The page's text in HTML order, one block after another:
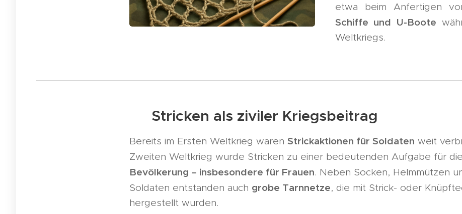
etwa beim Anfertigen
Schiffe und U-Boote
Weltkriegs.
🪖 Stricken als ziviler Kriegsbeitrag
Bereits im Ersten Weltkrieg waren Strickaktionen für Soldaten weit
Zweiten Weltkrieg wurde Stricken zu einer bedeutenden Aufgabe für die
Bevölkerung – insbesondere für Frauen. Neben Socken, Helmmützen
Soldaten entstanden auch grobe Tarnnetze, die mit Strick- oder
hergestellt wurden.